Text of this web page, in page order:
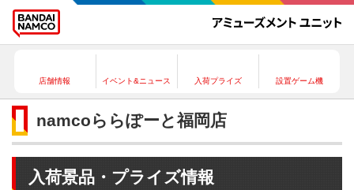
店舗情報 イベント&ニュース 入荷プライズ 設置ゲーム機
namcoららぽーと福岡店
入荷景品・プライズ情報